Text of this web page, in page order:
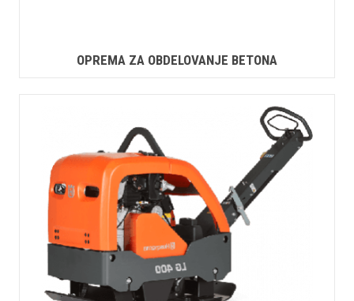
OPREMA ZA OBDELOVANJE BETONA